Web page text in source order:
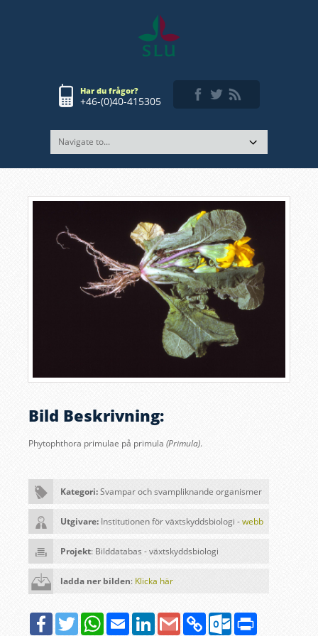
Har du frågor?
+46-(0)40-415305
Bild Beskrivning:
Phytophthora primulae på primula (Primula).
Kategori:Svampar och svampliknande organismer
Utgivare: Institutionen för växtskyddsbiologi -webb
Projekt: Bilddatabas - växtskyddsbiologi
ladda ner bilden: Klicka här
FacebookTwitter WhatsAppEmail LinkedInGoogle
Gmail
Copy
Link
Outlook.com